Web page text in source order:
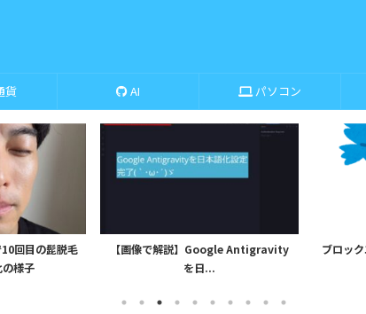
貨 AI パソコン
回目の髭脱毛
様子
【画像で解説】Google Antigravity
を日...
ブロッ